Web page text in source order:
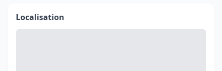
Localisation